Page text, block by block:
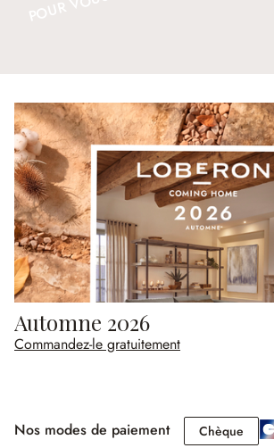
Automne 2026
Commandez-le gratuitement
Nos modes de paiement Chèque